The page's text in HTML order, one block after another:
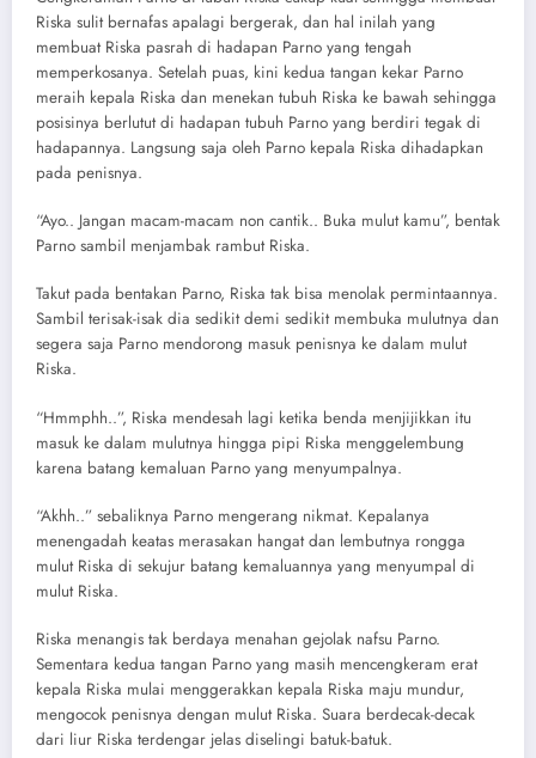
Riska sulit bernafas apalagi bergerak, dan hal inilah yang
membuat Riska pasrah di hadapan Parno yang tengah
memperkosanya. Setelah puas, kini kedua tangan kekar Parno
meraih kepala Riska dan menekan tubuh Riska ke bawah sehingga
posisinya berlutut di hadapan tubuh Parno yang berdiri tegak di
hadapannya. Langsung saja oleh Parno kepala Riska dihadapkan
pada penisnya.
“Ayo.. Jangan macam-macam non cantik.. Buka mulut kamu”, bentak
Parno sambil menjambak rambut Riska.
Takut pada bentakan Parno, Riska tak bisa menolak permintaannya.
Sambil terisak-isak dia sedikit demi sedikit membuka mulutnya dan
segera saja Parno mendorong masuk penisnya ke dalam mulut
Riska.
“Hmmphh..”, Riska mendesah lagi ketika benda menjijikkan itu
masuk ke dalam mulutnya hingga pipi Riska menggelembung
karena batang kemaluan Parno yang menyumpalnya.
“Akhh..” sebaliknya Parno mengerang nikmat. Kepalanya
menengadah keatas merasakan hangat dan lembutnya rongga
mulut Riska di sekujur batang kemaluannya yang menyumpal di
mulut Riska.
Riska menangis tak berdaya menahan gejolak nafsu Parno.
Sementara kedua tangan Parno yang masih mencengkeram erat
kepala Riska mulai menggerakkan kepala Riska maju mundur,
mengocok penisnya dengan mulut Riska. Suara berdecak-decak
dari liur Riska terdengar jelas diselingi batuk-batuk.